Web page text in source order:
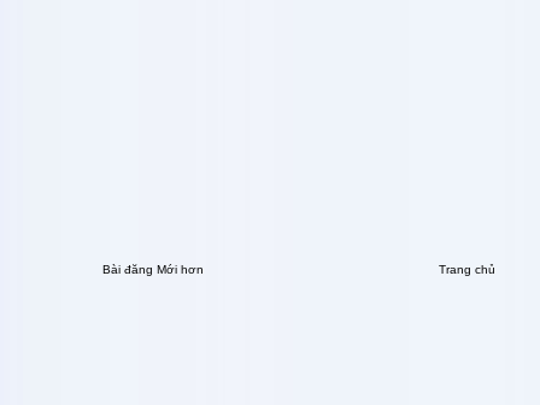
Bài đăng Mới hơn Trang chủ